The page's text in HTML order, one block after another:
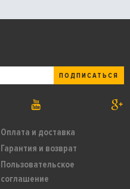
Оплата и доставка
Гарантия и возврат
Пользовательское
соглашение
ПОДПИСАТЬСЯ